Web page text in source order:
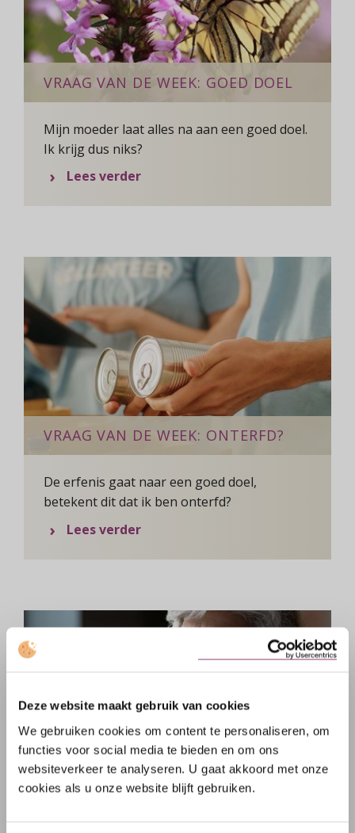
Deze website maakt gebruik van cookies
We gebruiken cookies om content te personaliseren, om
functies voor social media te bieden en om ons
websiteverkeer te analyseren. U gaat akkoord met onze
cookies als u onze website blijft gebruiken.
VRAAG VAN DE WEEK: GOED DOEL
Mijn moeder laat alles na aan een goed doel.
Ik krijg dus niks?
Lees verderover Vraag van de Week: goed
VRAAG VAN DE WEEK: ONTERFD?
De erfenis gaat naar een goed doel,
betekent dit dat ik ben onterfd?
Lees verderover Vraag van de Week:
VRAAG VAN DE WEEK: ONTERFD